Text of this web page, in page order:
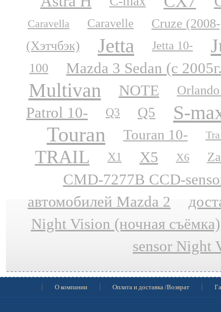
Caravella Caravelle
Cruze
(Хэтчбэк)
Jetta Jetta 10-
100 Mazda 3 Sedan (с
Multivan NOTE
Patrol 10- Q3 Q5 S-
Touran Touran 10-
TRAIL X1 X5 X6
CMD-7277B CCD-
автомобилей Mazda 2
Night Vision (ночная съёмка)
sensor Night
О компании Оплата и доставка /Возврат